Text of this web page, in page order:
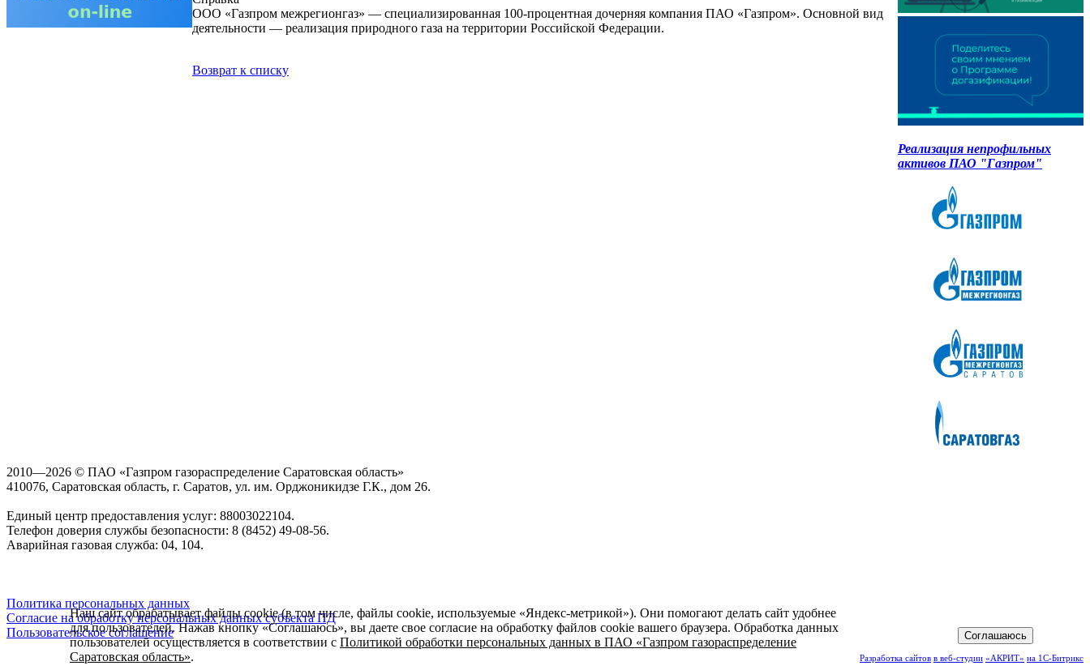
ООО «Газпром межрегионгаз» — специализированная 100-процентная дочерняя компания ПАО «Газпром». Основной вид
деятельности — реализация природного газа на территории Российской Федерации.
Возврат к списку
Реализация непрофильных
активов ПАО "Газпром"
2010—2026 © ПАО «Газпром газораспределение Саратовская область»
410076, Саратовская область, г. Саратов, ул. им. Орджоникидзе Г.К., дом 26.
Единый центр предоставления услуг: 88003022104.
Телефон доверия службы безопасности: 8 (8452) 49-08-56.
Аварийная газовая служба: 04, 104.
Политика персональных данных
Согласие на обработку персональных данных субъекта ПД
Пользовательское соглашение
Разработка сайтов в веб-студии «АКРИТ» на 1С-Битрикс
Наш сайт обрабатывает файлы cookie (в том числе, файлы cookie, используемые «Яндекс-метрикой»). Они помогают делать сайт удобнее
для пользователей. Нажав кнопку «Соглашаюсь», вы даете свое согласие на обработку файлов cookie вашего браузера. Обработка данных
пользователей осуществляется в соответствии с Политикой обработки персональных данных в ПАО «Газпром газораспределение
Саратовская область».
Соглашаюсь